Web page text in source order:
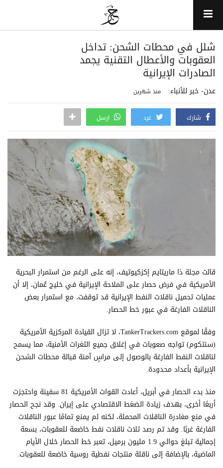
شلل في محطات الشحن: تداخل
العقوبات والأعطال التقنية يجمد
الصادرات الإيرانية
عدن- خبر للأنباء: منذ شهرين
شارك غرد ارسل
قالت مجلة ذا ماريتايم إكزكيوتيف، إنه على الرغم من استمرار البحرية
الأمريكية في فرض حصار على الملاحة الإيرانية في خليج عُمان، إلا أن
عمليات تحميل ناقلات النفط الإيرانية قد توقفت، مع استمرار بعض
الناقلات الفارغة في عبور خط الحصار.
وفقًا لموقع TankerTrackers.com، لا تزال القيادة المركزية الأمريكية
(سنتكوم) تواجه صعوبات في إغلاق جميع الثغرات الأمنية، مما يسمح
لناقلات النفط الفارغة بالوصول إلى مراسٍ آمنة قبالة محطات الشحن
الإيرانية بأعداد محدودة.
منذ بدء الحصار في أبريل، أعادت القوات الأمريكية 81 سفينة واحتجزت
أربعًا أخرى، بهدف زيادة الضغط الاقتصادي على إيران. وقد نجح الحصار
في منع مغادرة الناقلات المحملة، لكنه لم يمنع تمامًا عبور الناقلات
الفارغة غربًا. وقد تم رصد ثلاث ناقلات نفط خاضعة للعقوبات، بسعة
إجمالية تبلغ حوالي 1.9 مليون برميل، تعبر خط الحصار خلال الأيام
الماضية، بالإضافة إلى ناقلة منتجات نفطية روسية خاضعة للعقوبات.